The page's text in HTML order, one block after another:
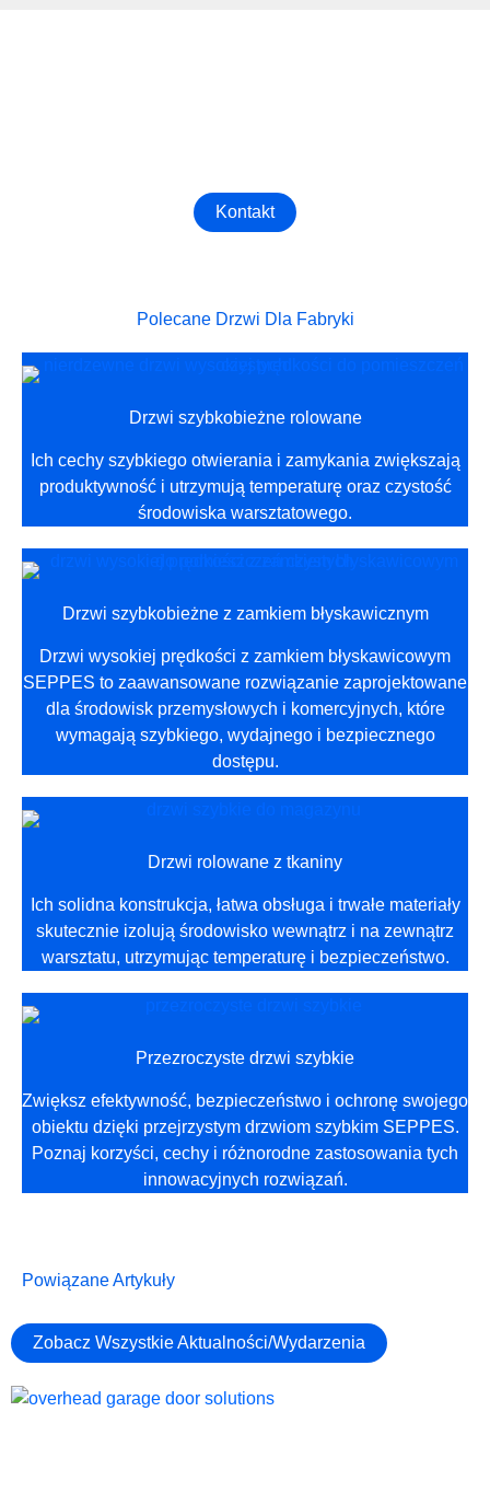
Kontakt
Polecane Drzwi Dla Fabryki
Drzwi szybkobieżne rolowane
Ich cechy szybkiego otwierania i zamykania zwiększają
produktywność i utrzymują temperaturę oraz czystość
środowiska warsztatowego.
Drzwi szybkobieżne z zamkiem błyskawicznym
Drzwi wysokiej prędkości z zamkiem błyskawicowym
SEPPES to zaawansowane rozwiązanie zaprojektowane
dla środowisk przemysłowych i komercyjnych, które
wymagają szybkiego, wydajnego i bezpiecznego
dostępu.
Drzwi rolowane z tkaniny
Ich solidna konstrukcja, łatwa obsługa i trwałe materiały
skutecznie izolują środowisko wewnątrz i na zewnątrz
warsztatu, utrzymując temperaturę i bezpieczeństwo.
Przezroczyste drzwi szybkie
Zwiększ efektywność, bezpieczeństwo i ochronę swojego
obiektu dzięki przejrzystym drzwiom szybkim SEPPES.
Poznaj korzyści, cechy i różnorodne zastosowania tych
innowacyjnych rozwiązań.
Powiązane Artykuły
Zobacz Wszystkie Aktualności/Wydarzenia